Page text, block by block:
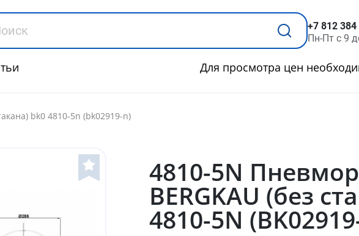
+7 812 384
Пн-Пт с 9
Для просмотра цен
bk0 4810-5n (bk02919-n)
4810-5N
BERGKAU (без
4810-5N